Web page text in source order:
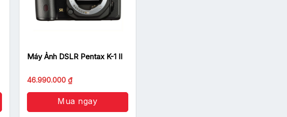
Máy Ảnh DSLR Pentax K-1 II
46.990.000 ₫
Mua ngay